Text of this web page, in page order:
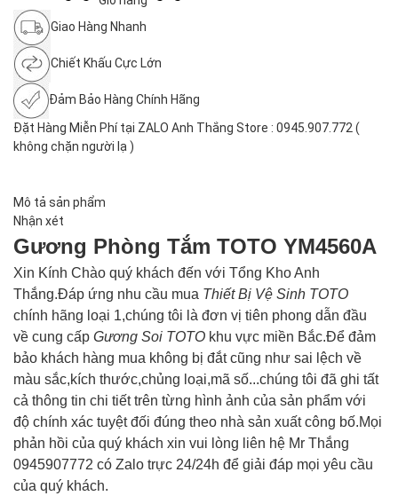
Giao Hàng Nhanh
Chiết Khấu Cực Lớn
Đảm Bảo Hàng Chính Hãng
Đặt Hàng Miễn Phí tại ZALO Anh Thắng Store : 0945.907.772 (
không chặn người lạ )
Mô tả sản phẩm
Nhận xét
Gương Phòng Tắm TOTO YM4560A
Xin Kính Chào quý khách đến với Tổng Kho Anh
Thắng.Đáp ứng nhu cầu mua Thiết Bị Vệ Sinh TOTO
chính hãng loại 1,chúng tôi là đơn vị tiên phong dẫn đầu
về cung cấp Gương Soi TOTO khu vực miền Bắc.Để đảm
bảo khách hàng mua không bị đắt cũng như sai lệch về
màu sắc,kích thước,chủng loại,mã số...chúng tôi đã ghi tất
cả thông tin chi tiết trên từng hình ảnh của sản phẩm với
độ chính xác tuyệt đối đúng theo nhà sản xuất công bố.Mọi
phản hồi của quý khách xin vui lòng liên hệ Mr Thắng
0945907772 có Zalo trực 24/24h để giải đáp mọi yêu cầu
của quý khách.